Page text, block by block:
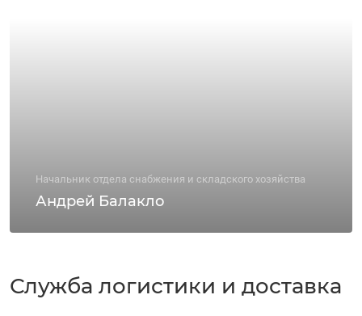
Начальник отдела снабжения и складского хозяйства
Андрей Балакло
Служба логистики и доставка